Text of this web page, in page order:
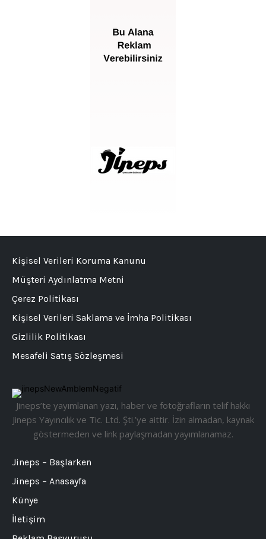
Jineps’te yayımlanan yazı, haber ve fotoğrafların telif hakkı
Jineps Yayıncılık ve Tic. Ltd. Şti.’ye aittir. İzin almadan, kaynak
göstermeden ve link paylaşmadan yayımlanamaz.
Jineps – Başlarken
Jineps – Anasayfa
Künye
İletişim
Kişisel Verileri Koruma Kanunu
Müşteri Aydınlatma Metni
Çerez Politikası
Kişisel Verileri Saklama ve İmha Politikası
Gizlilik Politikası
Mesafeli Satış Sözleşmesi